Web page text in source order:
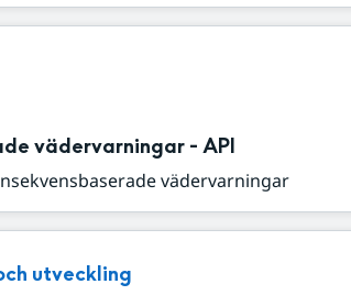
vädervarningar - API
vädervarningar
utveckling